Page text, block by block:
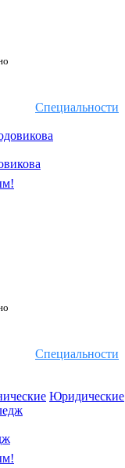
Специальности
Специальности
Юридические